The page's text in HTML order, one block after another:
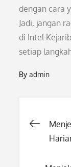
dengan cara
Jadi, jangan
di Intel
setiap
Byadmin